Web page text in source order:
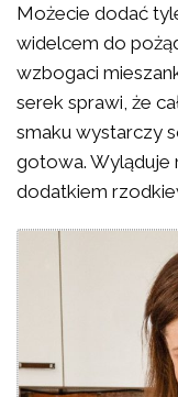
Możecie dodać
widelcem do
wzbogaci
serek sprawi, że
smaku wystarczy
gotowa. Wyląduje
dodatkiem